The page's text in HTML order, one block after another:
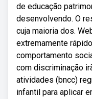
de educação
desenvolvendo. O
cuja maioria dos.
extremamente
comportamento
com discriminação
atividades (bncc)
infantil para aplicar